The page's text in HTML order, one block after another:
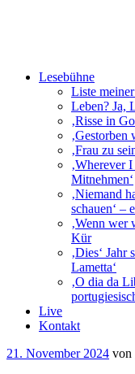
Lesebühne
Liste
Leben? Ja,
‚Risse in
‚Gestorben
‚Frau zu
‚Wherever
Mitnehmen‘
‚Niemand
schauen‘ –
‚Wenn wer
Kür
‚Dies‘
Lametta‘
‚O dia da
Live
Kontakt
Veröffentlicht
21. November 2024 von